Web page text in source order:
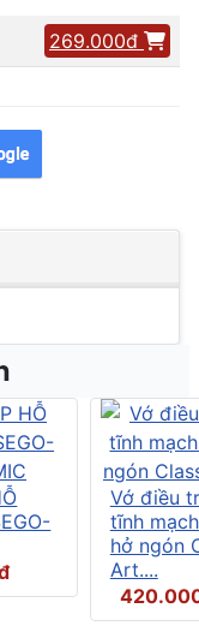
269.000đ
Vớ điều
tĩnh
hở ngón
Art....